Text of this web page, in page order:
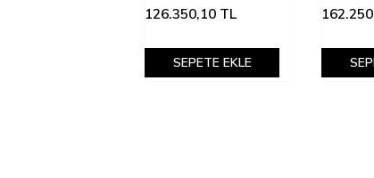
126.350,10 TL
SEPETE EKLE